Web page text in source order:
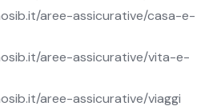
aree-assicurative/casa-e-
aree-assicurative/vita-e-
aree-assicurative/viaggi